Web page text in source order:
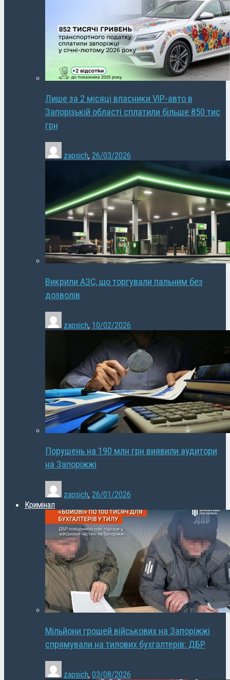
Лише за 2 місяці власники VIP-авто в
Запорізькій області сплатили більше 850 тис
грн
zapsich, 26/03/2026
Викрили АЗС, що торгували пальним без
дозволів
zapsich, 10/02/2026
Порушень на 190 млн грн виявили аудитори
на Запоріжжі
zapsich, 26/01/2026
Кримінал
Мільйони грошей військових на Запоріжжі
спрямували на тилових бухгалтерів: ДБР
zapsich, 03/08/2026